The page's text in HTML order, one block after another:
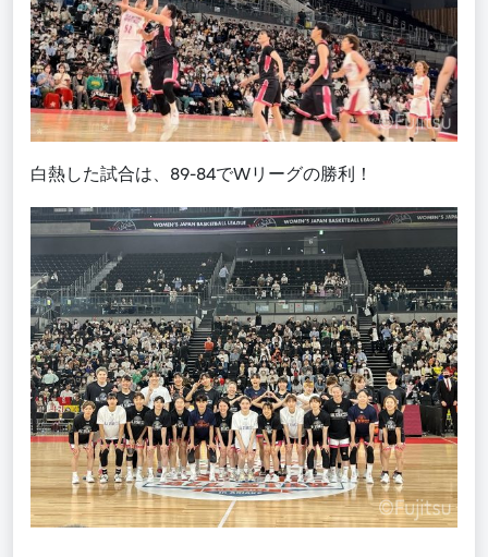
白熱した試合は、 89-84でWリーグの勝利！